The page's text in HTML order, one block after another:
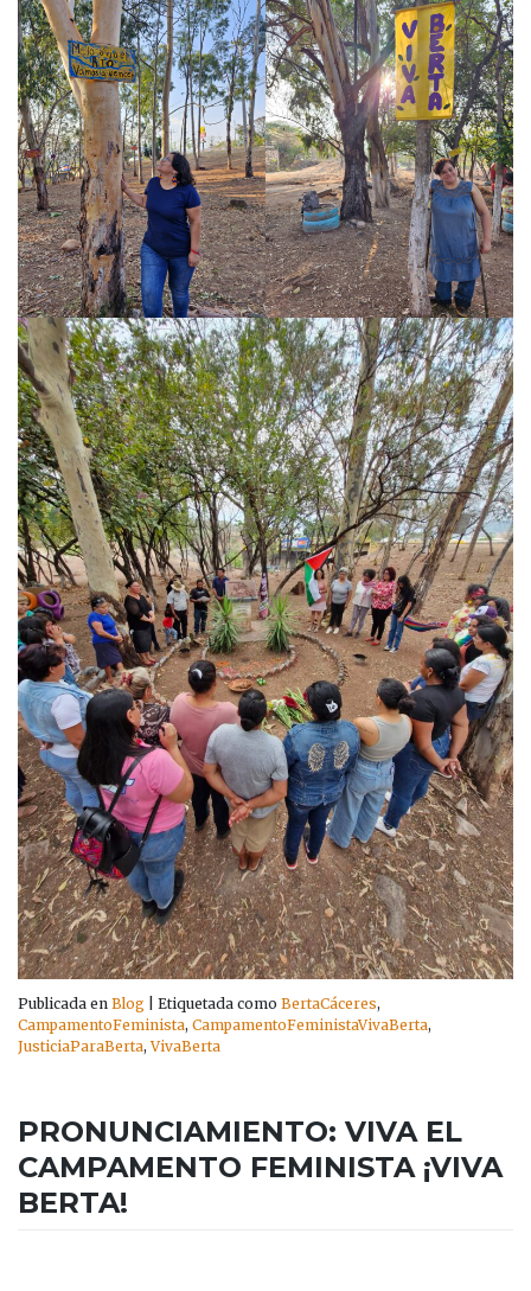
Publicada en Blog Etiquetada como BertaCáceres,
CampamentoFeminista, CampamentoFeministaVivaBerta,
JusticiaParaBerta,VivaBerta
PRONUNCIAMIENTO: VIVA EL
CAMPAMENTO FEMINISTA ¡VIVA
BERTA!